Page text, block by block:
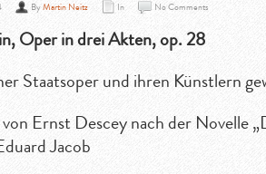
ByMartin Neitz In No Comments
Oper in drei Akten, op. 28
Staatsoper und ihren Künstlern
von Ernst Descey nach der Novelle
Jacob